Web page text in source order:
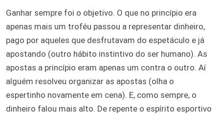
Ganhar sempre foi o objetivo. O que no princípio era
apenas mais um troféu passou a representar dinheiro,
pago por aqueles que desfrutavam do espetáculo e já
apostando (outro hábito instintivo do ser humano). As
apostas a princípio eram apenas um contra o outro. Aí
alguém resolveu organizar as apostas (olha o
espertinho novamente em cena). E, como sempre, o
dinheiro falou mais alto. De repente o espírito esportivo